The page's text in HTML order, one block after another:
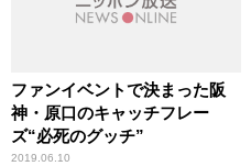
ファンイベントで決まった阪
神・原口のキャッチフレー
ズ“必死のグッチ”
2019.06.10